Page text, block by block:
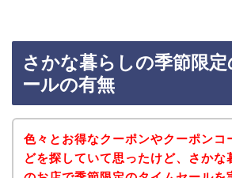
さかな暮らしの季節限
ールの有無
色々とお得なクーポンやクーポンコ
どを探していて思ったけど、さかな